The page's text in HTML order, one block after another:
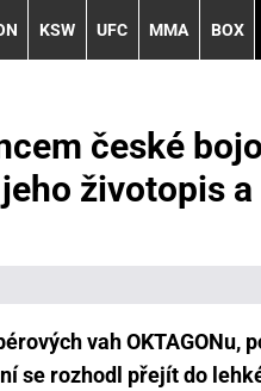
KSW UFC MMA BOX
české
životopis
vah OKTAGONu,
se rozhodl přejít do